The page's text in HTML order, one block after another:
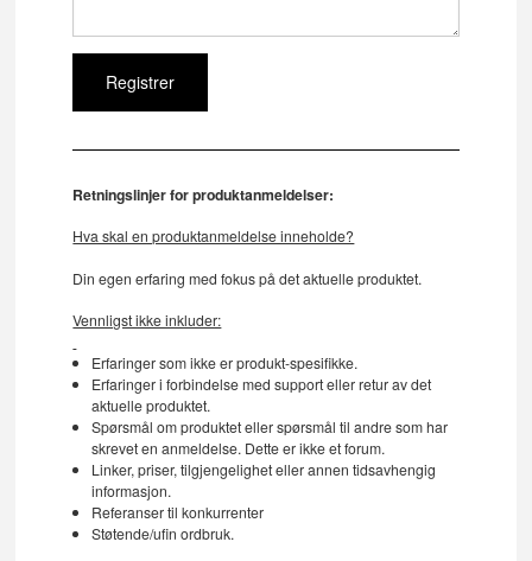
Retningslinjer for produktanmeldelser:
Hva skal en produktanmeldelse inneholde?
Din egen erfaring med fokus på det aktuelle produktet.
Vennligst ikke inkluder:
Erfaringer som ikke er produkt-spesifikke.
Erfaringer i forbindelse med support eller retur av det
aktuelle produktet.
Spørsmål om produktet eller spørsmål til andre som har
skrevet en anmeldelse. Dette er ikke et forum.
Linker, priser, tilgjengelighet eller annen tidsavhengig
informasjon.
Referanser til konkurrenter
Støtende/ufin ordbruk.